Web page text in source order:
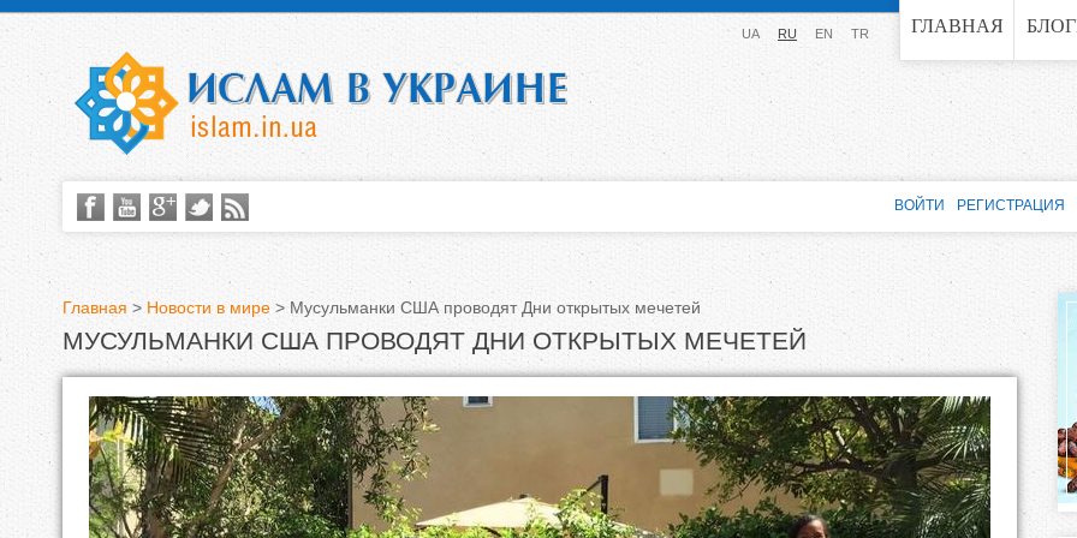
Jump to navigation ГЛАВНАЯ
UA RU EN TR
В
Главная > Новости в мире > Мусульманки США проводят Дни открытых мечетей
МУСУЛЬМАНКИ США ПРОВОДЯТ ДНИ ОТКРЫТЫХ МЕЧЕТЕЙ
ВОЙТИ РЕГИСТРАЦИЯ